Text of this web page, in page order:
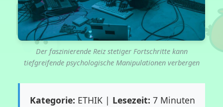
Der faszinierende Reiz stetiger Fortschritte kann
tiefgreifende psychologische Manipulationen verbergen
Kategorie: ETHIK | Lesezeit: 7 Minuten